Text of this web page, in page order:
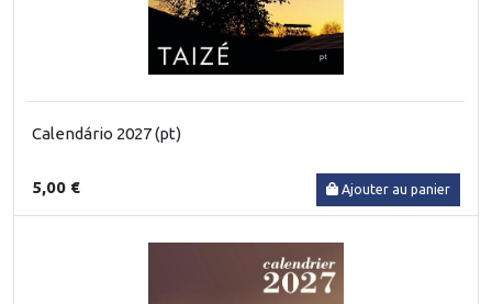
Calendário 2027 (pt)
5,00 € Ajouter au panier